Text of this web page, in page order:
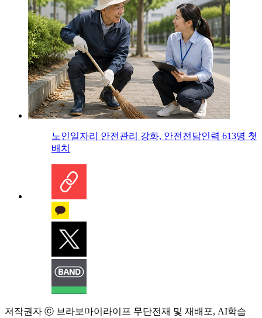
노인일자리 안전관리 강화, 안전전담인력 613명 첫
배치
저작권자 ⓒ 브라보마이라이프 무단전재 및 재배포, AI학습